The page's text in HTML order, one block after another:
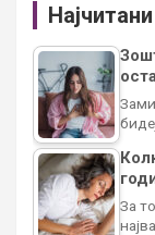
Најчитани
За